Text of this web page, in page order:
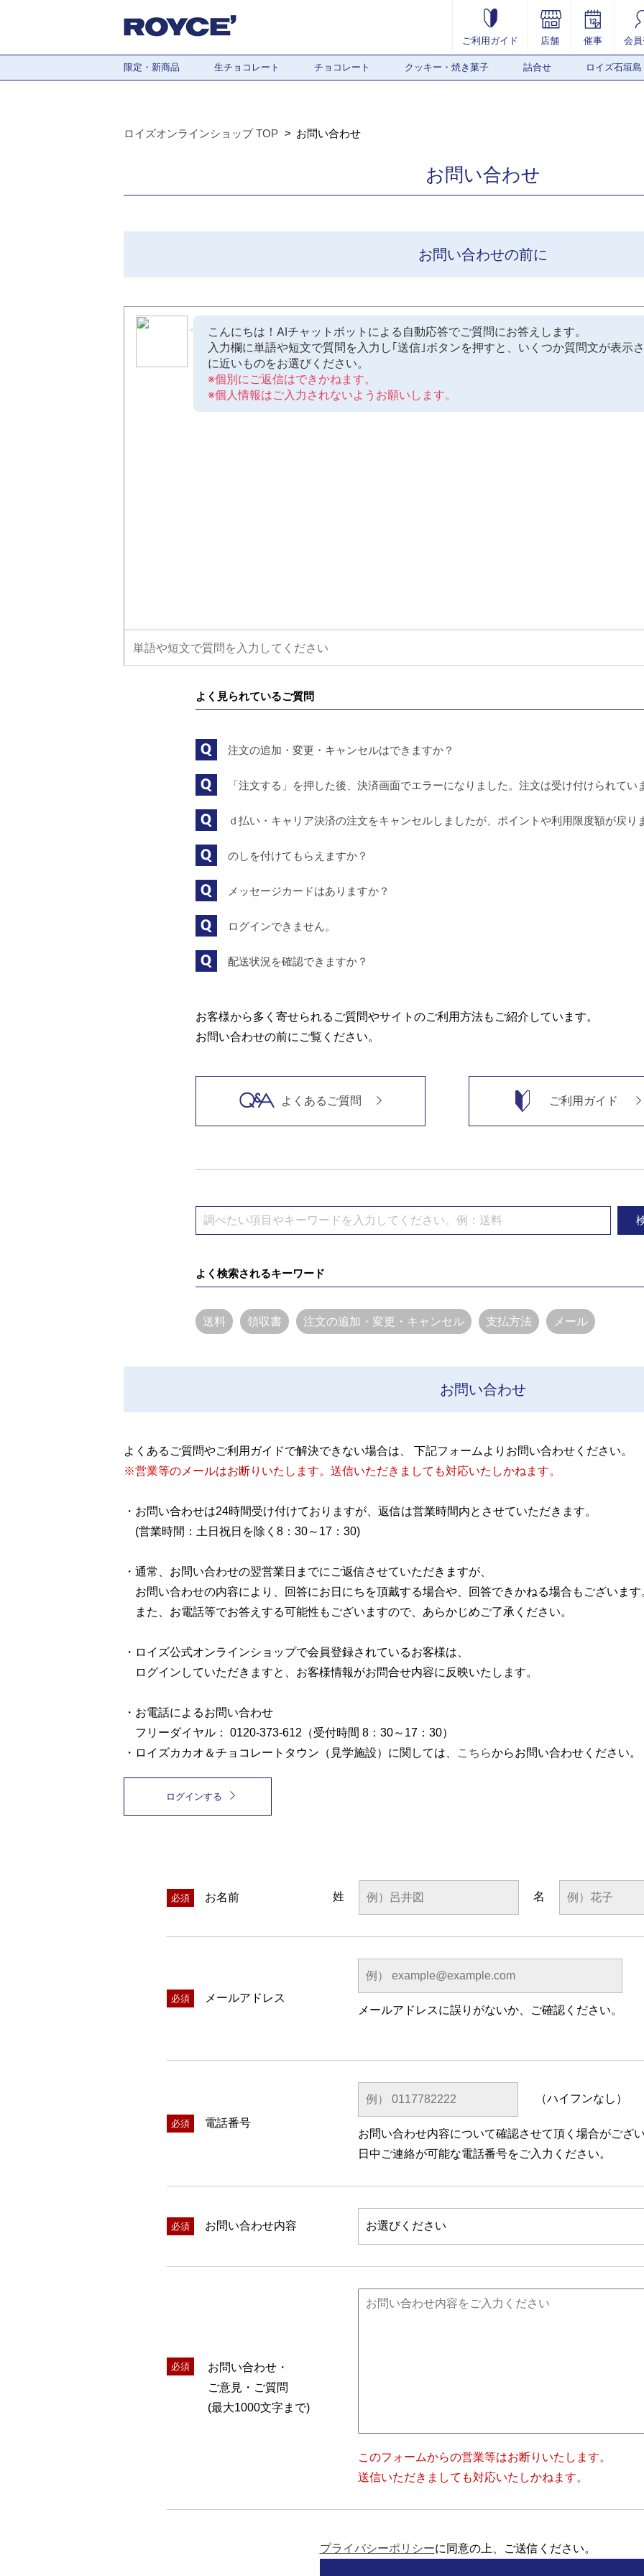
ご利用ガイド 店舗 催事 会
限定・新商品 生チョコレート チョコレート クッキー・焼き菓子 詰合せ ロイズ石垣島
ロイズオンラインショップ TOP お問い合わせ
お問い合わせ
お問い合わせの前に
よく見られているご質問
注文の追加・変更・キャンセルはできますか？
「注文する」を押した後、決済画面でエラーになりました。注文は受け付けられてい
ｄ払い・キャリア決済の注文をキャンセルしましたが、ポイントや利用限度額が戻り
のしを付けてもらえますか？
メッセージカードはありますか？
ログインできません。
配送状況を確認できますか？
お客様から多く寄せられるご質問やサイトのご利用方法もご紹介しています。
お問い合わせの前にご覧ください。
よくあるご質問 ご利用ガイド
よく検索されるキーワード
送料 領収書 注文の追加・変更・キャンセル 支払方法 メール
お問い合わせ
よくあるご質問やご利用ガイドで解決できない場合は、 下記フォームよりお問い合わせください。
※営業等のメールはお断りいたします。送信いただきましても対応いたしかねます。
・お問い合わせは24時間受け付けておりますが、返信は営業時間内とさせていただきます。
(営業時間：土日祝日を除く8：30～17：30)
・通常、お問い合わせの翌営業日までにご返信させていただきますが、
お問い合わせの内容により、回答にお日にちを頂戴する場合や、回答できかねる場合もございます
また、お電話等でお答えする可能性もございますので、あらかじめご了承ください。
・ロイズ公式オンラインショップで会員登録されているお客様は、
ログインしていただきますと、お客様情報がお問合せ内容に反映いたします。
・お電話によるお問い合わせ
フリーダイヤル： 0120-373-612（受付時間 8：30～17：30）
・ロイズカカオ＆チョコレートタウン（見学施設）に関しては、
こちらからお問い合わせください。
ログインする
必須 お名前 姓 名
必須
メールアドレス
メールアドレスに誤りがないか、ご確認ください。
必須 電話番号
（ハイフンなし）
お問い合わせ内容について確認させて頂く場合がござ
日中ご連絡が可能な電話番号をご入力ください。
必須 お問い合わせ内容
必須
お問い合わせ・
ご意見・ご質問
(最大1000文字まで)
このフォームからの営業等はお断りいたします。
送信いただきましても対応いたしかねます。
プライバシーポリシーに同意の上、ご送信ください。